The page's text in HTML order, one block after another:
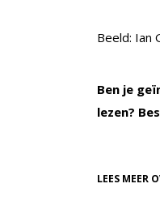
Beeld: Ian
Ben je
lezen?
LEES MEER